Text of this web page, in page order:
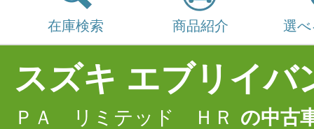
在庫検索 商品紹介 選
スズキ エブリイバ
ＰＡ リミテッド ＨＲ の中古